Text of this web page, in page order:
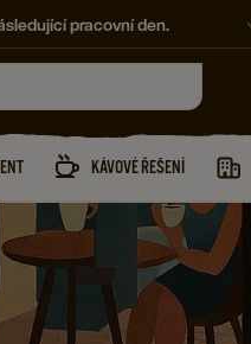
pracovní den.
KÁVOVÉ ŘEŠENÍ